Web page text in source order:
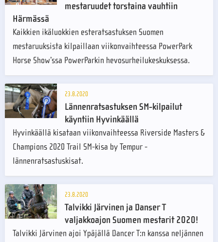
mestaruudet torstaina vauhtiin
Härmässä
Kaikkien ikäluokkien esteratsastuksen Suomen
mestaruuksista kilpaillaan viikonvaihteessa PowerPark
Horse Show’ssa PowerParkin hevosurheilukeskuksessa.
23.8.2020
Lännenratsastuksen SM-kilpailut
käyntiin Hyvinkäällä
Hyvinkäällä kisataan viikonvaihteessa Riverside Masters &
Champions 2020 Trail SM-kisa by Tempur -
lännenratsastuskisat.
23.8.2020
Talvikki Järvinen ja Danser T
valjakkoajon Suomen mestarit 2020!
Talvikki Järvinen ajoi Ypäjällä Dancer T:n kanssa neljännen